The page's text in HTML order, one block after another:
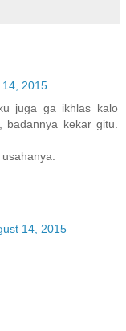
14, 2015
juga ga ikhlas kalo
badannya kekar gitu.
14, 2015